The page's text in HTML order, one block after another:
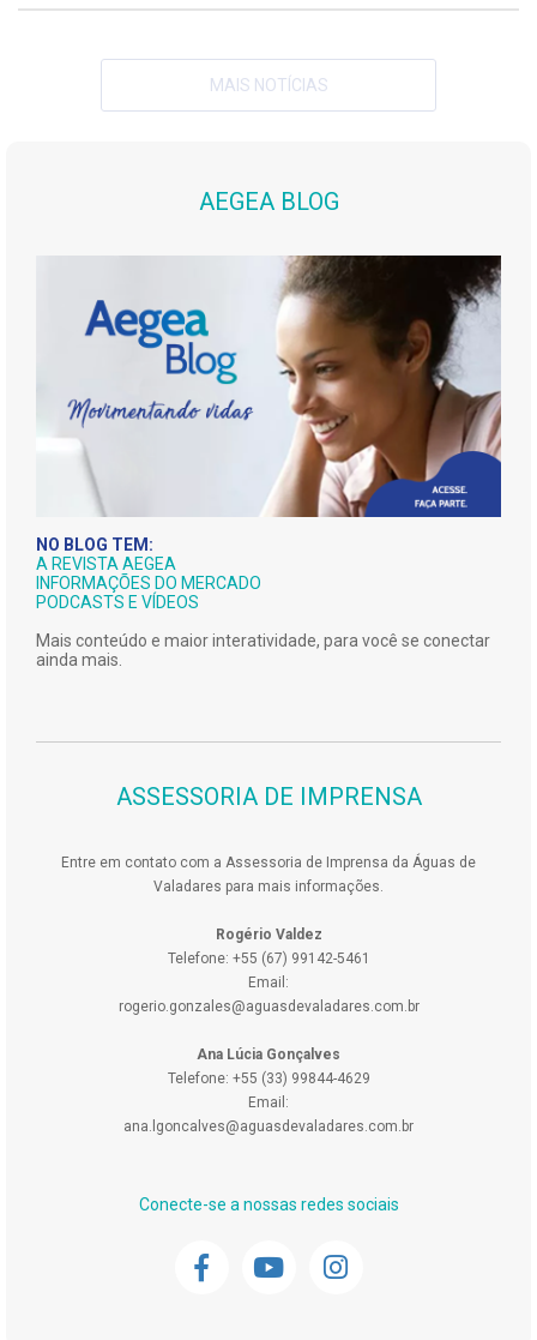
MAIS NOTÍCIAS
AEGEA BLOG
NO BLOG TEM:
A REVISTA AEGEA
INFORMAÇÕES DO MERCADO
PODCASTS E VÍDEOS
Mais conteúdo e maior interatividade, para você se conectar
ainda mais.
ASSESSORIA DE IMPRENSA
Entre em contato com a Assessoria de Imprensa da Águas de
Valadares para mais informações.
Rogério Valdez
Telefone: +55 (67) 99142-5461
Email:
rogerio.gonzales@aguasdevaladares.com.br
Ana Lúcia Gonçalves
Telefone: +55 (33) 99844-4629
Email:
ana.lgoncalves@aguasdevaladares.com.br
Conecte-se a nossas redes sociais